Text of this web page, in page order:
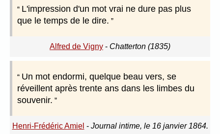
L'impression d'un mot vrai ne dure pas plus
que le temps de le dire.
Alfred de Vigny - Chatterton (1835)
Un mot endormi, quelque beau vers, se
réveillent après trente ans dans les limbes du
souvenir.
Henri-Frédéric Amiel - Journal intime, le 16 janvier 1864.